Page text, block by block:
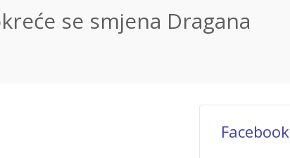
se smjena Dragana
Facebook